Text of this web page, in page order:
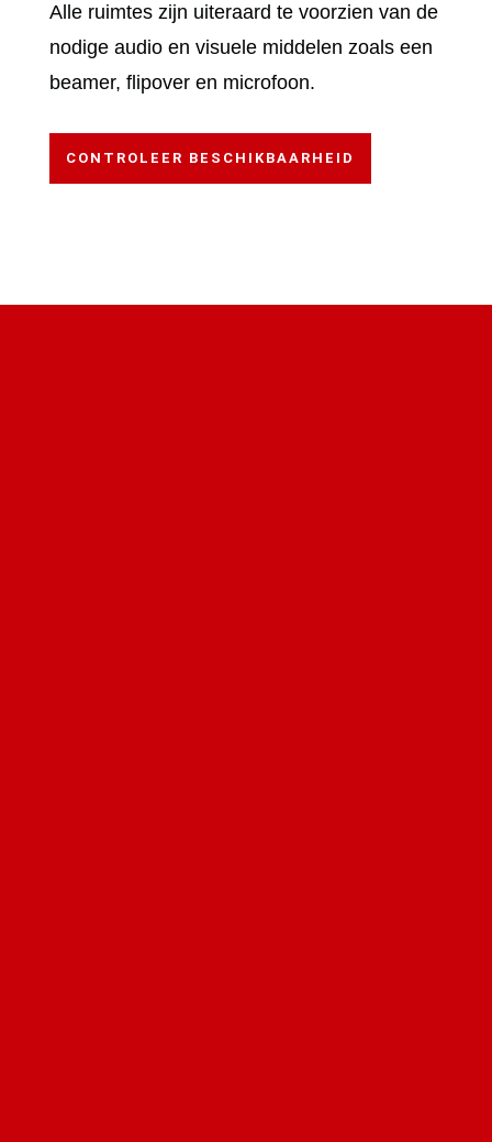
Alle ruimtes zijn uiteraard te voorzien van de
nodige audio en visuele middelen zoals een
beamer, flipover en microfoon.
CONTROLEER BESCHIKBAARHEID